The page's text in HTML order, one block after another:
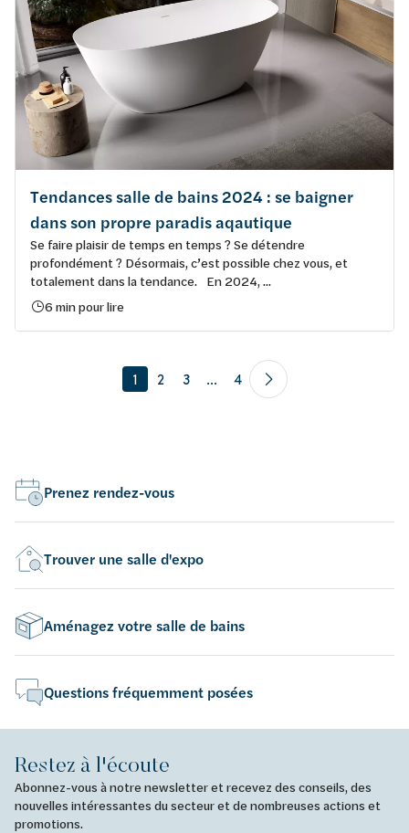
Tendances salle de bains 2024 : se baigner
dans son propre paradis aqautique
Se faire plaisir de temps en temps ? Se détendre
profondément ? Désormais, c’est possible chez vous, et
totalement dans la tendance. En 2024, ...
6 min pour lire
1 2 3 ... 4
Prenez rendez-vous
Trouver une salle d'expo
Aménagez votre salle de bains
Questions fréquemment posées
Restez à l'écoute
Abonnez-vous à notre newsletter et recevez des conseils, des
nouvelles intéressantes du secteur et de nombreuses actions et
promotions.